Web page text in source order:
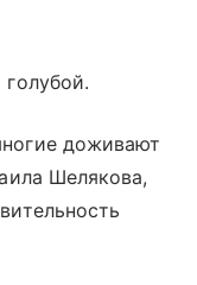
доживают
Шелякова,